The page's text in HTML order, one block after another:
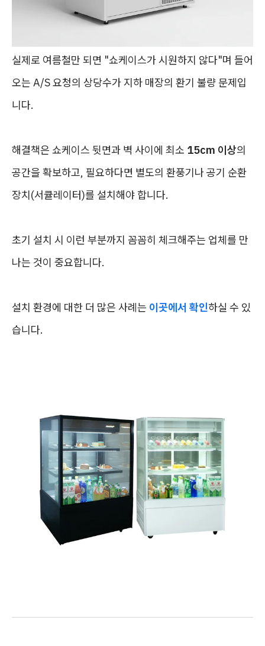
실제로 여름철만 되면 "쇼케이스가 시원하지 않다"며 들어
오는 A/S 요청의 상당수가 지하 매장의 환기 불량 문제입
니다.
해결책은 쇼케이스 뒷면과 벽 사이에 최소 15cm 이상의
공간을 확보하고, 필요하다면 별도의 환풍기나 공기 순환
장치(서큘레이터)를 설치해야 합니다.
초기 설치 시 이런 부분까지 꼼꼼히 체크해주는 업체를 만
나는 것이 중요합니다.
설치 환경에 대한 더 많은 사례는 이곳에서 확인하실 수 있
습니다.